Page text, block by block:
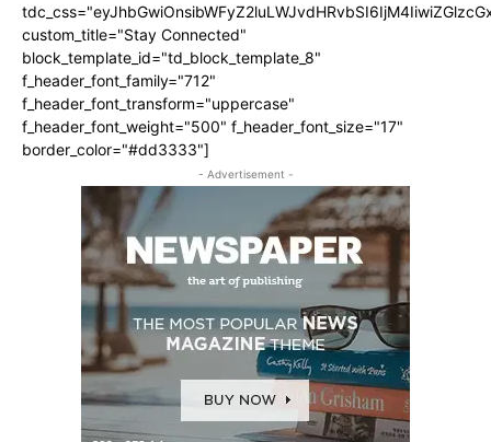
custom_title="Stay Connected"
block_template_id="td_block_template_8"
f_header_font_family="712"
f_header_font_transform="uppercase"
f_header_font_weight="500" f_header_font_size="17"
border_color="#dd3333"]
- Advertisement -